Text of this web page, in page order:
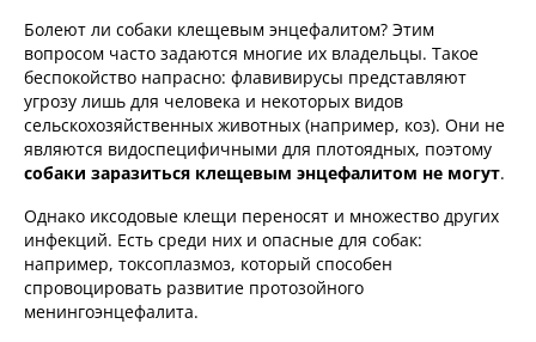
Болеют ли собаки клещевым энцефалитом? Этим
вопросом часто задаются многие их владельцы. Такое
беспокойство напрасно: флавивирусы представляют
угрозу лишь для человека и некоторых видов
сельскохозяйственных животных (например, коз). Они не
являются видоспецифичными для плотоядных, поэтому
собаки заразиться клещевым энцефалитом не могут.
Однако иксодовые клещи переносят и множество других
инфекций. Есть среди них и опасные для собак:
например, токсоплазмоз, который способен
спровоцировать развитие протозойного
менингоэнцефалита.